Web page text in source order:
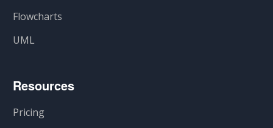
Flowcharts
UML
Resources
Pricing